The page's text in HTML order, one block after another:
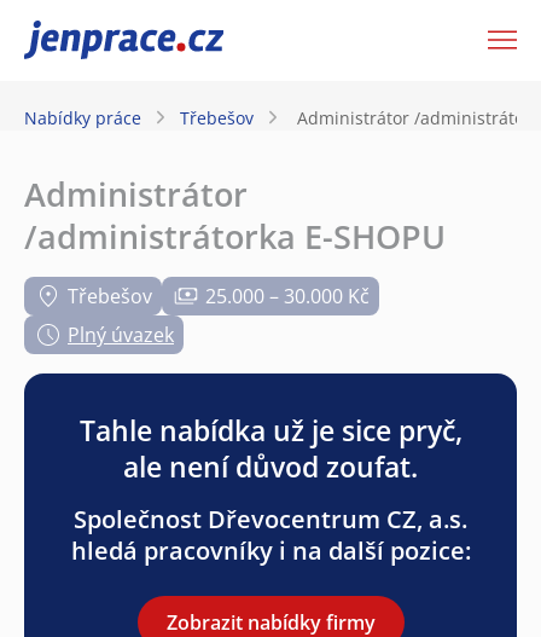
JenPráce.cz
Nabídky práce Třebešov Administrátor /
Administrátor
/administrátorka E-SHOPU
Třebešov
25.000 – 30.000 Kč
Plný úvazek
Tahle nabídka už je sice pryč,
ale není důvod zoufat.
Společnost Dřevocentrum CZ, a.s.
hledá pracovníky i na další pozice:
Zobrazit nabídky firmy